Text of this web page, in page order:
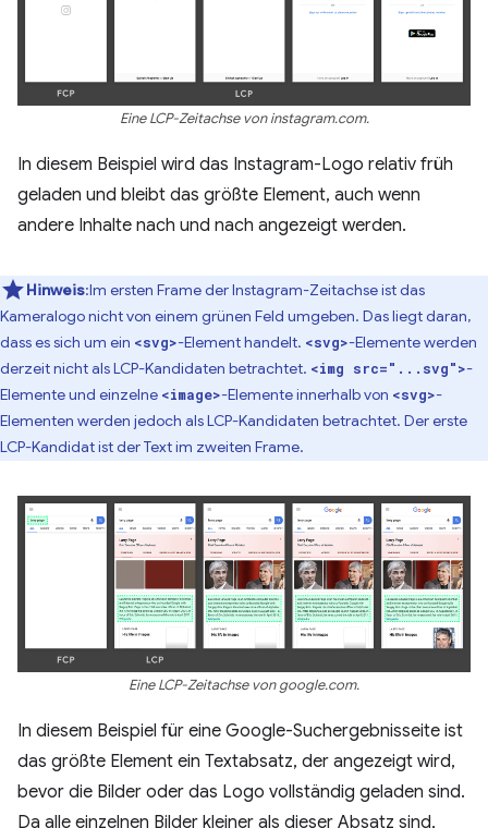
Eine LCP-Zeitachse von instagram.com.
In diesem Beispiel wird das Instagram-Logo relativ früh
geladen und bleibt das größte Element, auch wenn
andere Inhalte nach und nach angezeigt werden.
Hinweis:Im ersten Frame der Instagram-Zeitachse ist das
Kameralogo nicht von einem grünen Feld umgeben. Das liegt daran,
dass es sich um ein <svg>-Element handelt. <svg>-Elemente werden
derzeit nicht als LCP-Kandidaten betrachtet. <img src="...svg">-
Elemente und einzelne <image>-Elemente innerhalb von <svg>-
Elementen werden jedoch als LCP-Kandidaten betrachtet. Der erste
LCP-Kandidat ist der Text im zweiten Frame.
Eine LCP-Zeitachse von google.com.
In diesem Beispiel für eine Google-Suchergebnisseite ist
das größte Element ein Textabsatz, der angezeigt wird,
bevor die Bilder oder das Logo vollständig geladen sind.
Da alle einzelnen Bilder kleiner als dieser Absatz sind,